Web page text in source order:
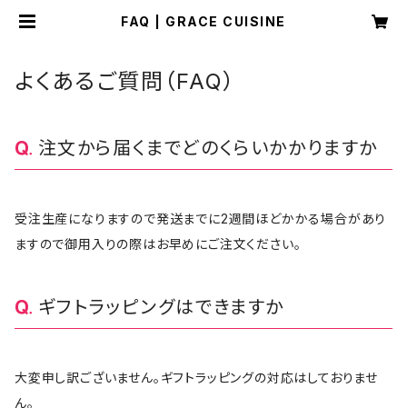
FAQ | GRACE CUISINE
よくあるご質問（FAQ）
注文から届くまでどのくらいかかりますか
受注生産になりますので発送までに2週間ほどかかる場合があり
ますので御用入りの際はお早めにご注文ください。
ギフトラッピングはできますか
大変申し訳ございません。ギフトラッピングの対応はしておりませ
ん。